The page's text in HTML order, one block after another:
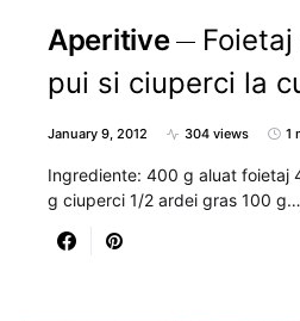
Aperitive
pui si ciuperci la
January 9, 2012 304 views 1
Ingrediente: 400 g aluat foietaj
g ciuperci 1/2 ardei gras 100 g…